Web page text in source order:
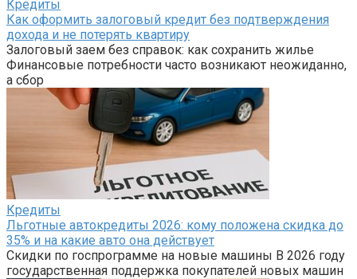
Кредиты
Как оформить залоговый кредит без подтверждения
дохода и не потерять квартиру
Залоговый заем без справок: как сохранить жилье
Финансовые потребности часто возникают неожиданно,
а сбор
Кредиты
Льготные автокредиты 2026: кому положена скидка до
35% и на какие авто она действует
Скидки по госпрограмме на новые машины В 2026 году
государственная поддержка покупателей новых машин